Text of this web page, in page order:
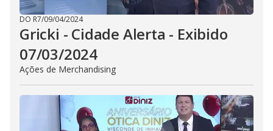
DO R7/09/04/2024
Gricki - Cidade Alerta - Exibido
07/03/2024
Ações de Merchandising